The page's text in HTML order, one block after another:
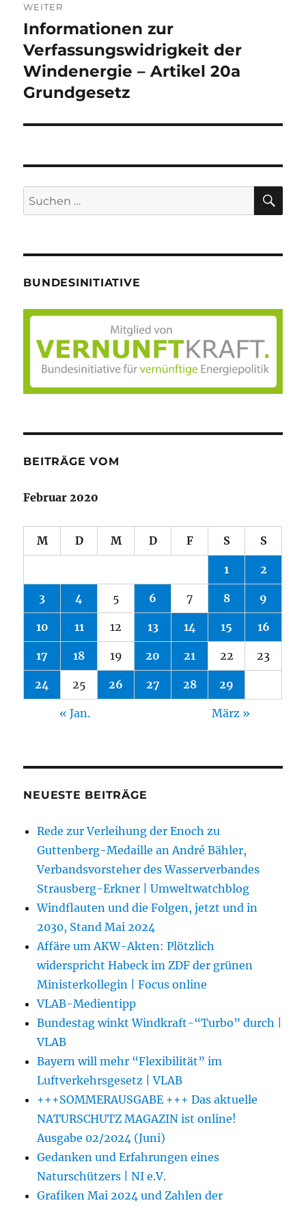
WEITER
Nächster
Beitrag:
Informationen zur
Verfassungswidrigkeit der
Windenergie – Artikel 20a
Grundgesetz
Suche
nach:
BUNDESINITIATIVE
BEITRÄGE VOM
Februar 2020
M D M D F S S
1 2
3 4 5 6 7 8 9
10 11 12 13 14 15 16
17 18 19 20 21 22 23
24 25 26 27 28 29
« Jan. März »
NEUESTE BEITRÄGE
Rede zur Verleihung der Enoch zu
Guttenberg-Medaille an André Bähler,
Verbandsvorsteher des Wasserverbandes
Strausberg-Erkner | Umweltwatchblog
Windflauten und die Folgen, jetzt und in
2030, Stand Mai 2024
Affäre um AKW-Akten: Plötzlich
widerspricht Habeck im ZDF der grünen
Ministerkollegin | Focus online
VLAB-Medientipp
Bundestag winkt Windkraft-“Turbo” durch |
VLAB
Bayern will mehr “Flexibilität” im
Luftverkehrsgesetz | VLAB
+++SOMMERAUSGABE +++ Das aktuelle
NATURSCHUTZ MAGAZIN ist online!
Ausgabe 02/2024 (Juni)
Gedanken und Erfahrungen eines
Naturschützers | NI e.V.
Grafiken Mai 2024 und Zahlen der